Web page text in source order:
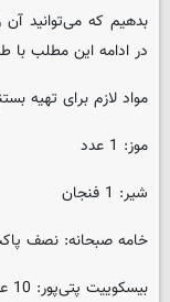
بدهیم که می‌توانید
در ادامه این مطلب با
مواد لازم برای تهیه
موز: 1 عدد
شیر: 1 فنجان
خامه صبحانه: نصف
بیسکوییت پتی‌پور: 10 عدد